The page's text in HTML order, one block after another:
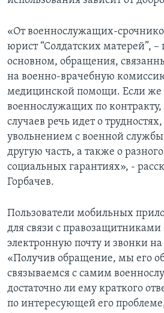
«От военнослужащих-
юрист “Солдатских матерей”, –
основном, обращения,
на военно-врачебную
медицинской помощи. Если же
военнослужащих по контракту,
случаев речь идет о
увольнением с военной
другую часть, а также о
социальных гарантиях», -
Горбачев.
Пользователи мобильных
для связи с
электронную почту и звонки
«Получив обращение, мы его
связываемся с самим
достаточно ли ему краткого
по интересующей его